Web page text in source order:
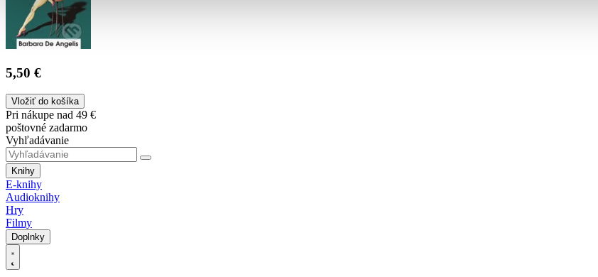
5,50 €
Vložiť do košíka
Pri nákupe nad 49 €
poštovné zadarmo
Vyhľadávanie
Knihy
E-knihy
Audioknihy
Hry
Filmy
Doplnky